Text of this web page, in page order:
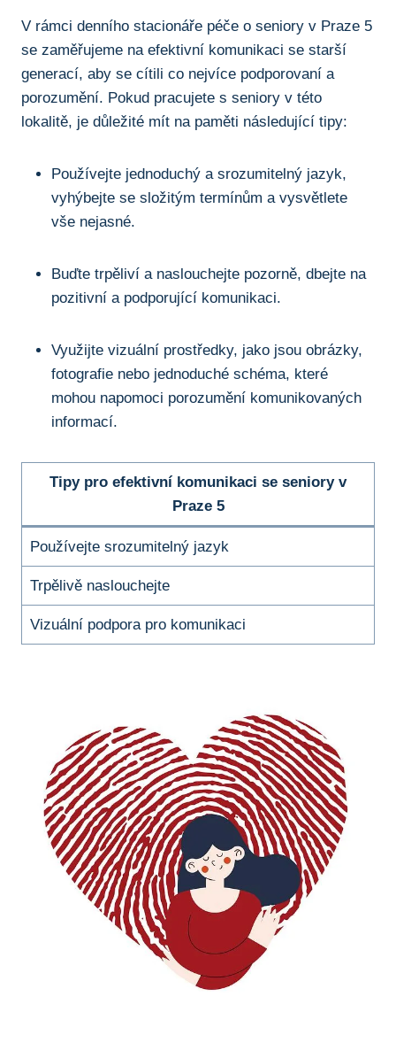
V rámci denního stacionáře péče o seniory v Praze 5
se zaměřujeme na efektivní komunikaci se starší
generací, aby se cítili co nejvíce podporovaní a
porozumění. Pokud pracujete s seniory v této
lokalitě, je důležité mít na paměti následující tipy:
Používejte jednoduchý a srozumitelný jazyk,
vyhýbejte se složitým termínům a vysvětlete
vše nejasné.
Buďte trpěliví a naslouchejte pozorně, dbejte na
pozitivní a podporující komunikaci.
Využijte vizuální prostředky, jako jsou obrázky,
fotografie nebo jednoduché schéma, které
mohou napomoci porozumění komunikovaných
informací.
Tipy pro efektivní komunikaci se seniory v
Praze 5
Používejte srozumitelný jazyk
Trpělivě naslouchejte
Vizuální podpora pro komunikaci